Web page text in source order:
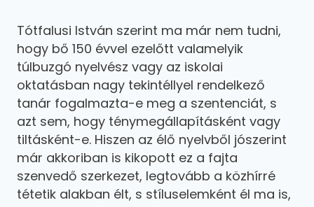
Tótfalusi István szerint ma már nem tudni,
hogy bő 150 évvel ezelőtt valamelyik
túlbuzgó nyelvész vagy az iskolai
oktatásban nagy tekintéllyel rendelkező
tanár fogalmazta-e meg a szentenciát, s
azt sem, hogy ténymegállapításként vagy
tiltásként-e. Hiszen az élő nyelvből jószerint
már akkoriban is kikopott ez a fajta
szenvedő szerkezet, legtovább a közhírré
tétetik alakban élt, s stíluselemként él ma is,